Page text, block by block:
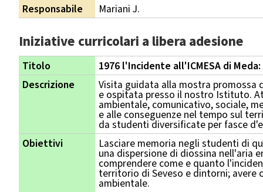
Responsabile
Mariani J.
Iniziative curricolari a libera adesione
Titolo
1976 l'Incidente all'ICMESA di
Descrizione
Visita guidata alla mostra promossa
e ospitata presso il nostro Istituto.
ambientale, comunicativo, sociale,
e alle conseguenze nel tempo sul
da studenti diversificate per fasce
Obiettivi
Lasciare memoria negli studenti di
una dispersione di diossina nell'aria
comprendere come e quanto
territorio di Seveso e dintorni; avere
ambientale.